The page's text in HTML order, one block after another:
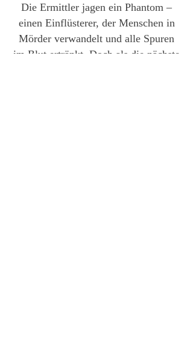
Die Ermittler jagen ein Phantom –
einen Einflüsterer, der Menschen in
Mörder verwandelt und alle Spuren
im Blut ertränkt. Doch als die nächste